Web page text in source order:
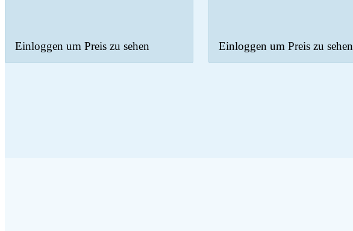
Einloggen um Preis zu sehen Einloggen um Preis zu sehen